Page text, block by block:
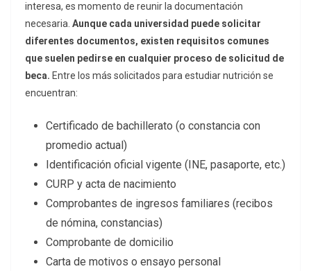
interesa, es momento de reunir la documentación
necesaria. Aunque cada universidad puede solicitar
diferentes documentos, existen requisitos comunes
que suelen pedirse en cualquier proceso de solicitud de
beca. Entre los más solicitados para estudiar nutrición se
encuentran:
Certificado de bachillerato (o constancia con
promedio actual)
Identificación oficial vigente (INE, pasaporte, etc.)
CURP y acta de nacimiento
Comprobantes de ingresos familiares (recibos
de nómina, constancias)
Comprobante de domicilio
Carta de motivos o ensayo personal